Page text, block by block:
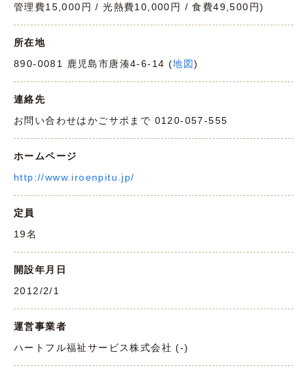
管理費15,000円 / 光熱費10,000円 / 食費49,500円)
所在地
890-0081 鹿児島市唐湊4-6-14 (地図)
連絡先
お問い合わせはかごサポまで 0120-057-555
ホームページ
http://www.iroenpitu.jp/
定員
19名
開設年月日
2012/2/1
運営事業者
ハートフル福祉サービス株式会社 (-)